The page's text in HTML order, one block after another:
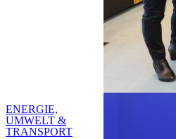
ENERGIE,
UMWELT &
TRANSPORT